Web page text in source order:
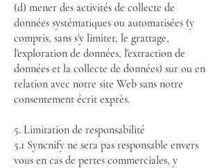
(d) mener des activités de collecte de
données systématiques ou automatisées (y
compris, sans s'y limiter, le grattage,
l'exploration de données, l'extraction de
données et la collecte de données) sur ou en
relation avec notre site Web sans notre
consentement écrit exprès.
5. Limitation de responsabilité
5.1 Syncnify ne sera pas responsable envers
vous en cas de pertes commerciales, y